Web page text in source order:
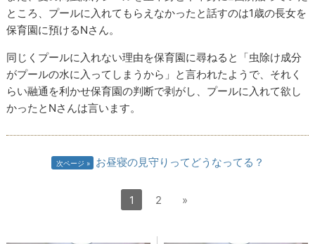
ところ、プールに入れてもらえなかったと話すのは1歳の長女を
保育園に預けるNさん。
同じくプールに入れない理由を保育園に尋ねると「虫除け成分
がプールの水に入ってしまうから」と言われたようで、それく
らい融通を利かせ保育園の判断で剥がし、プールに入れて欲し
かったとNさんは言います。
次ページ お昼寝の見守りってどうなってる？
1 2 »